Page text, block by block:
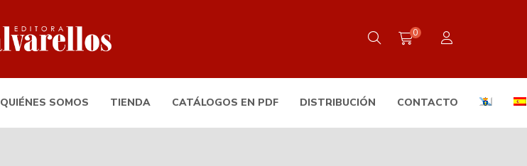
0
QUIÉNES SOMOS TIENDA CATÁLOGOS EN PDF DISTRIBUCIÓN CONTACTO